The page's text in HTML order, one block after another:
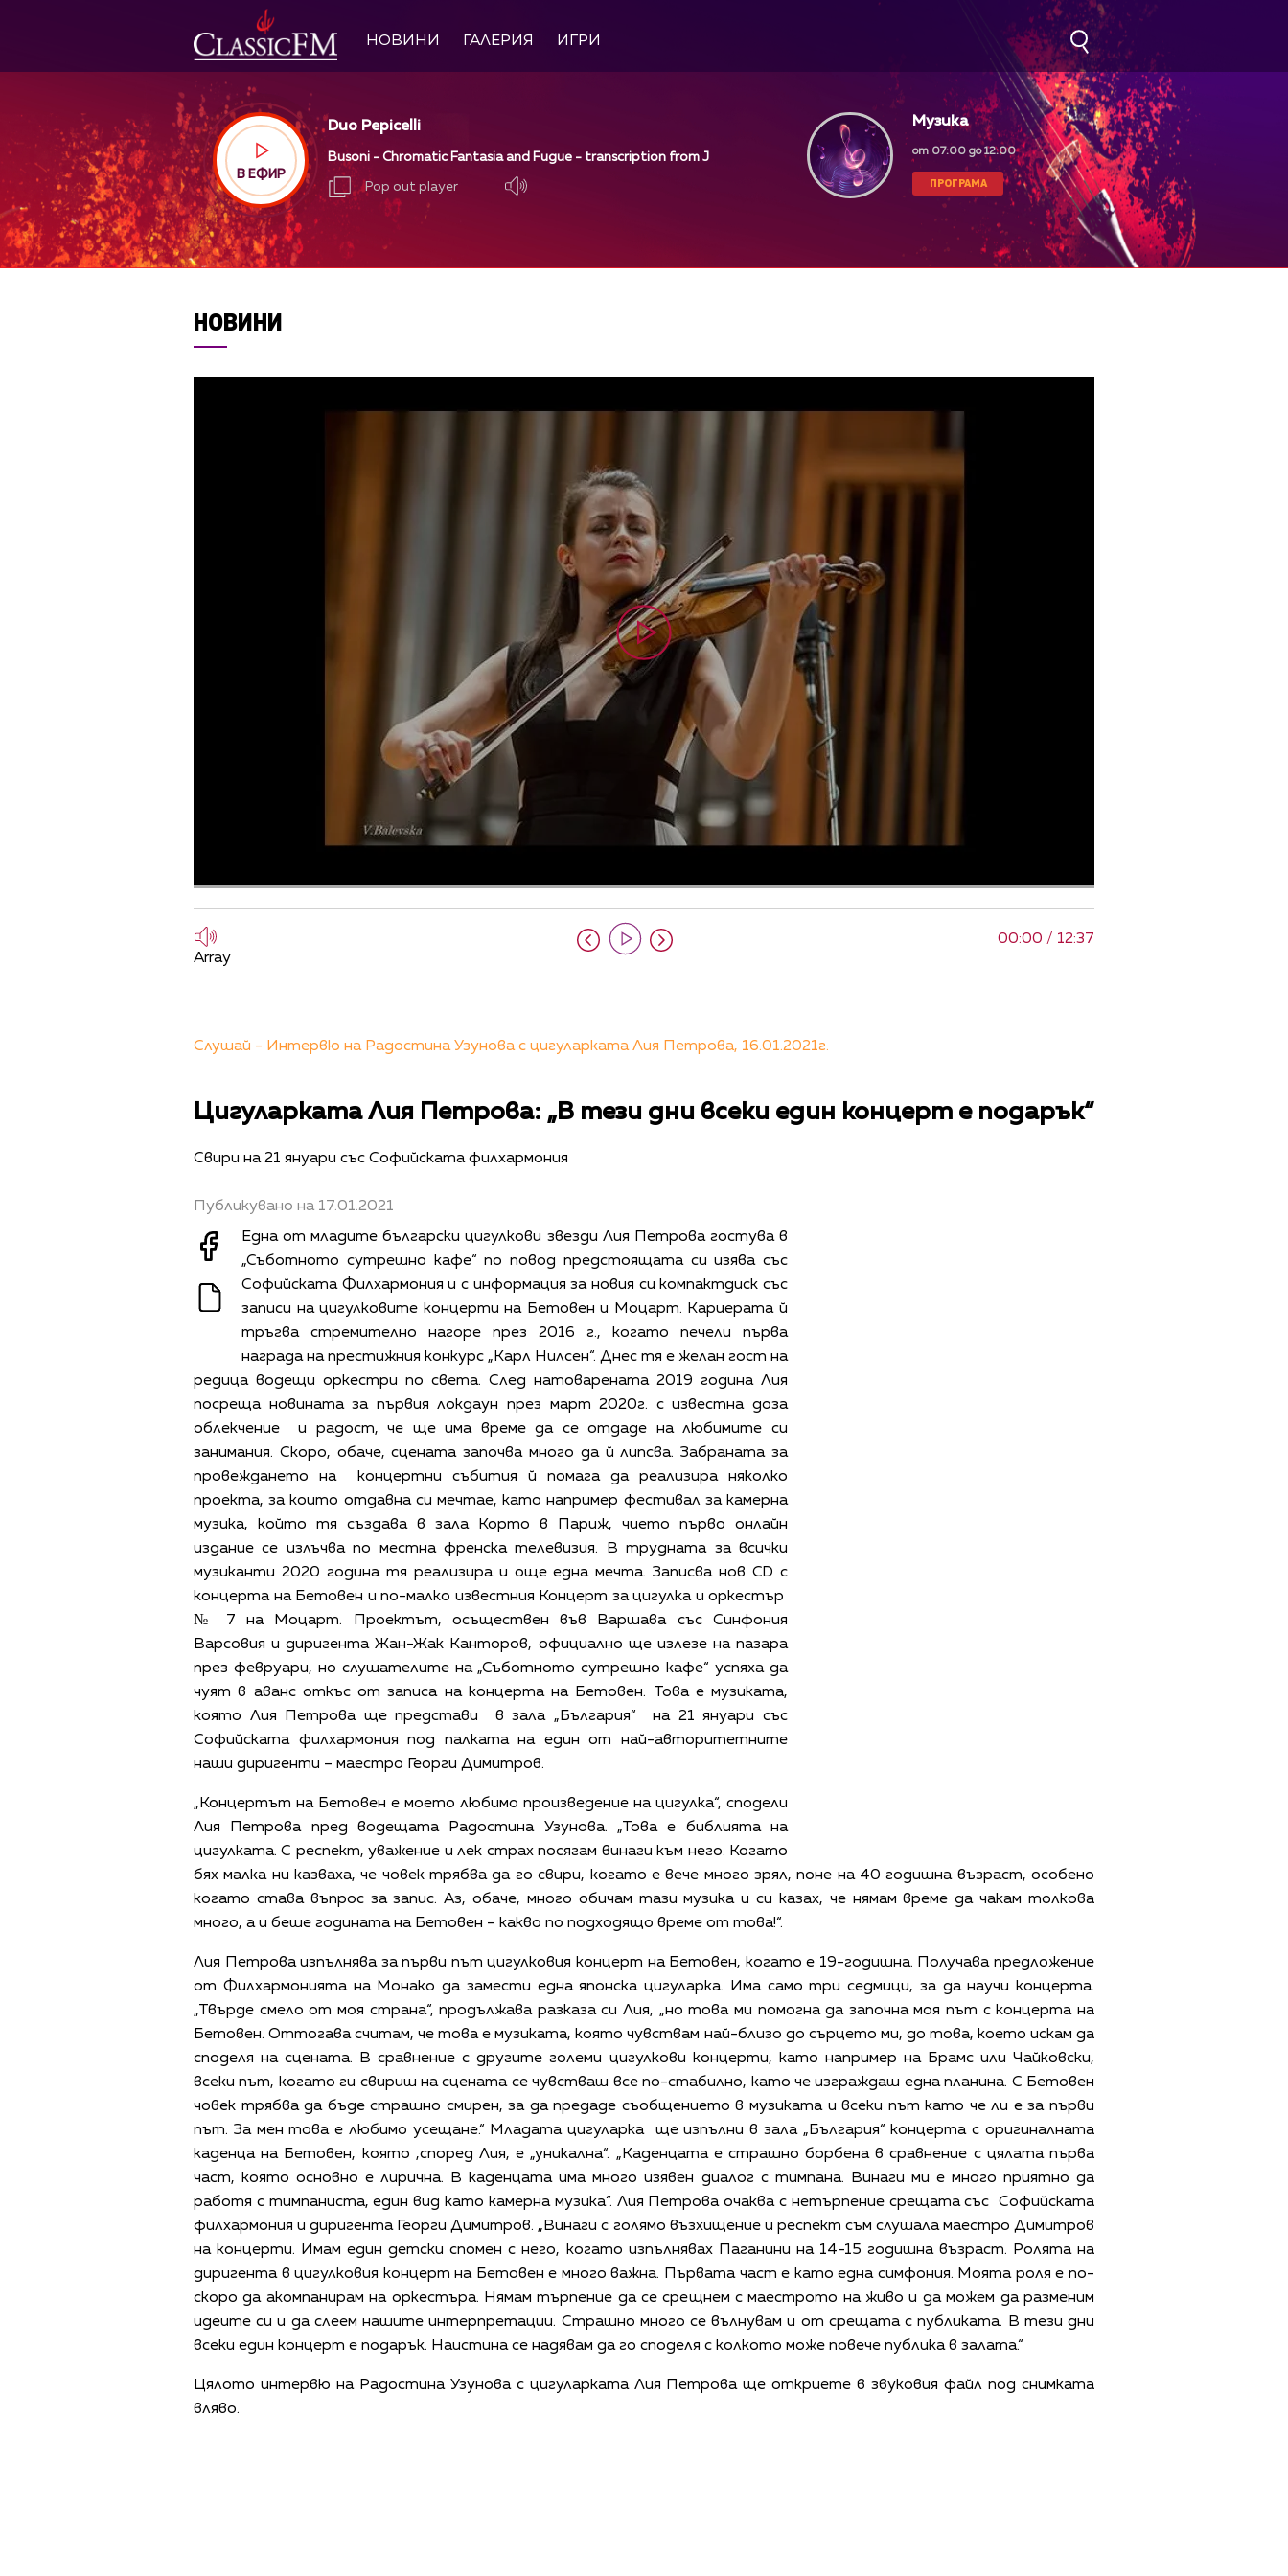
НОВИНИ ГАЛЕРИЯ ИГРИ
В ЕФИР
Duo Pepicelli
Busoni - Chromatic Fantasia and Fugue - transcription from J
Pop out player
Музика
от 07:00 до 12:00
ПРОГРАМА
НОВИНИ
00:00 / 12:37
Array
Слушай - Интервю на Радостина Узунова с цигуларката Лия Петрова, 16.01.2021г.
Цигуларката Лия Петрова: „В тези дни всеки един концерт е подарък“
Свири на 21 януари със Софийската филхармония
Публикувано на 17.01.2021
Една от младите български цигулкови звезди Лия Петрова гостува в
„Съботното сутрешно кафе“ по повод предстоящата си изява със
Софийската Филхармония и с информация за новия си компактдиск със
записи на цигулковите концерти на Бетовен и Моцарт. Кариерата й
тръгва стремително нагоре през 2016 г., когато печели първа
награда на престижния конкурс „Карл Нилсен“. Днес тя е желан гост на
редица водещи оркестри по света. След натоварената 2019 година Лия
посреща новината за първия локдаун през март 2020г. с известна доза
облекчение и радост, че ще има време да се отдаде на любимите си
занимания. Скоро, обаче, сцената започва много да й липсва. Забраната за
провеждането на концертни събития й помага да реализира няколко
проекта, за които отдавна си мечтае, като например фестивал за камерна
музика, който тя създава в зала Корто в Париж, чието първо онлайн
издание се излъчва по местна френска телевизия. В трудната за всички
музиканти 2020 година тя реализира и още една мечта. Записва нов CD с
концерта на Бетовен и по-малко известния Концерт за цигулка и оркестър
№ 7 на Моцарт. Проектът, осъществен във Варшава със Синфония
Варсовия и диригента Жан-Жак Канторов, официално ще излезе на пазара
през февруари, но слушателите на „Съботното сутрешно кафе“ успяха да
чуят в аванс откъс от записа на концерта на Бетовен. Това е музиката,
която Лия Петрова ще представи в зала „България“ на 21 януари със
Софийската филхармония под палката на един от най-авторитетните
наши диригенти – маестро Георги Димитров.
„Концертът на Бетовен е моето любимо произведение на цигулка“, сподели
Лия Петрова пред водещата Радостина Узунова. „Това е библията на
цигулката. С респект, уважение и лек страх посягам винаги към него. Когато
бях малка ни казваха, че човек трябва да го свири, когато е вече много зрял, поне на 40 годишна възраст, особено
когато става въпрос за запис. Аз, обаче, много обичам тази музика и си казах, че нямам време да чакам толкова
много, а и беше годината на Бетовен – какво по подходящо време от това!“.
Лия Петрова изпълнява за първи път цигулковия концерт на Бетовен, когато е 19-годишна. Получава предложение
от Филхармонията на Монако да замести една японска цигуларка. Има само три седмици, за да научи концерта.
„Твърде смело от моя страна“, продължава разказа си Лия, „но това ми помогна да започна моя път с концерта на
Бетовен. Оттогава считам, че това е музиката, която чувствам най-близо до сърцето ми, до това, което искам да
споделя на сцената. В сравнение с другите големи цигулкови концерти, като например на Брамс или Чайковски,
всеки път, когато ги свириш на сцената се чувстваш все по-стабилно, като че изграждаш една планина. С Бетовен
човек трябва да бъде страшно смирен, за да предаде съобщението в музиката и всеки път като че ли е за първи
път. За мен това е любимо усещане.“ Младата цигуларка ще изпълни в зала „България“ концерта с оригиналната
каденца на Бетовен, която ,според Лия, е „уникална“. „Каденцата е страшно борбена в сравнение с цялата първа
част, която основно е лирична. В каденцата има много изявен диалог с тимпана. Винаги ми е много приятно да
работя с тимпаниста, един вид като камерна музика“. Лия Петрова очаква с нетърпение срещата със Софийската
филхармония и диригента Георги Димитров. „Винаги с голямо възхищение и респект съм слушала маестро Димитров
на концерти. Имам един детски спомен с него, когато изпълнявах Паганини на 14-15 годишна възраст. Ролята на
диригента в цигулковия концерт на Бетовен е много важна. Първата част е като една симфония. Моята роля е по-
скоро да акомпанирам на оркестъра. Нямам търпение да се срещнем с маестрото на живо и да можем да разменим
идеите си и да слеем нашите интерпретации. Страшно много се вълнувам и от срещата с публиката. В тези дни
всеки един концерт е подарък. Наистина се надявам да го споделя с колкото може повече публика в залата.“
Цялото интервю на Радостина Узунова с цигуларката Лия Петрова ще откриете в звуковия файл под снимката
вляво.